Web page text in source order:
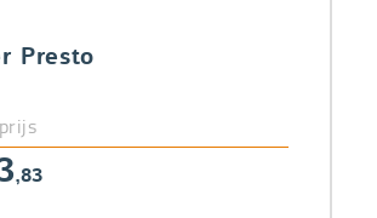
Presto
,83